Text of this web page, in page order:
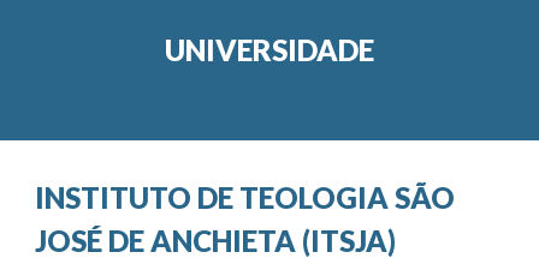
UNIVERSIDADE
INSTITUTO DE TEOLOGIA SÃO
JOSÉ DE ANCHIETA (ITSJA)